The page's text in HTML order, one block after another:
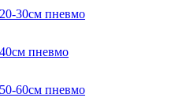
30см пневмо
пневмо
60см пневмо